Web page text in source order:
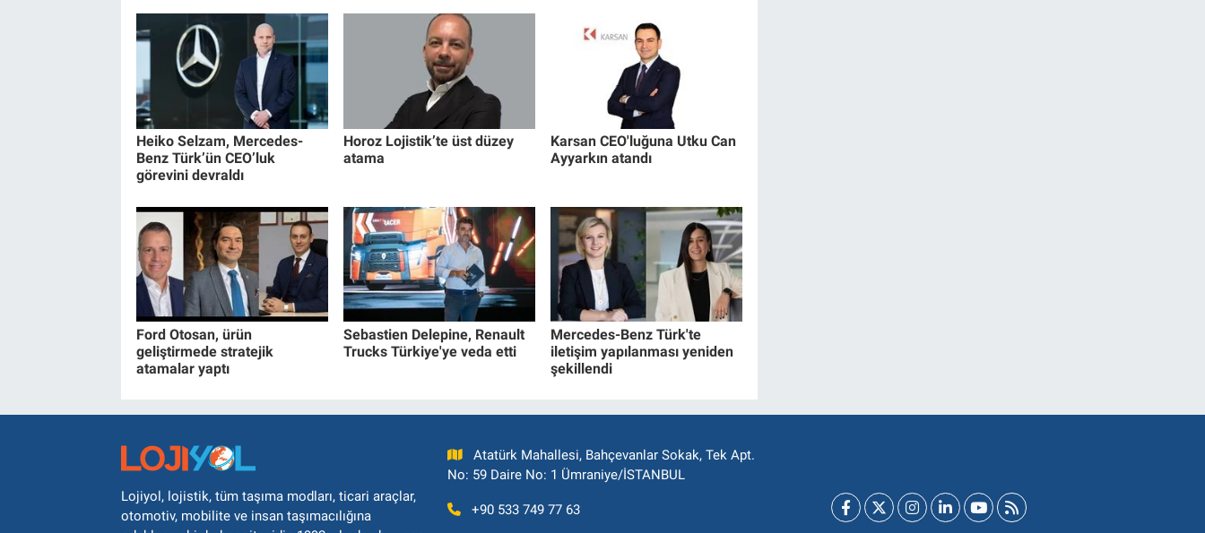
Heiko Selzam, Mercedes-
Benz Türk’ün CEO’luk
görevini devraldı
Horoz Lojistik’te üst düzey
atama
Karsan CEO'luğuna Utku Can
Ayyarkın atandı
Ford Otosan, ürün
geliştirmede stratejik
atamalar yaptı
Sebastien Delepine, Renault
Trucks Türkiye'ye veda etti
Mercedes-Benz Türk'te
iletişim yapılanması yeniden
şekillendi
Lojiyol, lojistik, tüm taşıma modları, ticari araçlar,
otomotiv, mobilite ve insan taşımacılığına
Atatürk Mahallesi, Bahçevanlar Sokak, Tek Apt.
No: 59 Daire No: 1 Ümraniye/İSTANBUL
+90 533 749 77 63